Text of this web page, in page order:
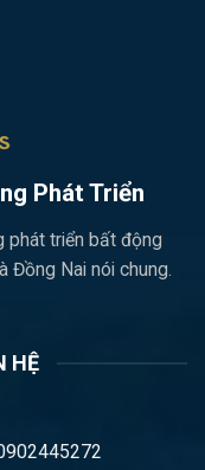
Phát Triển
phát triển bất động
Đồng Nai nói chung.
HỆ